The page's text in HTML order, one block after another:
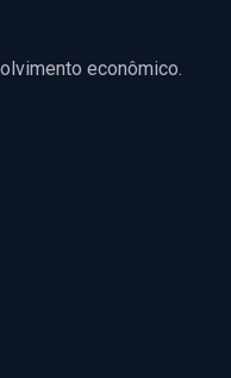
econômico.